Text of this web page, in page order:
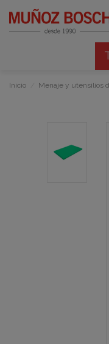
Inicio Menaje y utensilios